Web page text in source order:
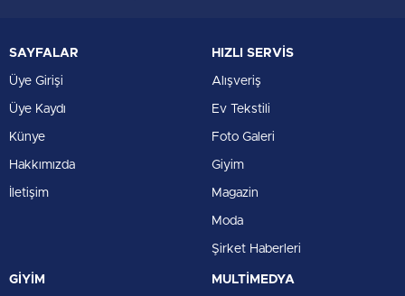
SAYFALAR
Üye Girişi
Üye Kaydı
Künye
Hakkımızda
İletişim
HIZLI SERVİS
Alışveriş
Ev Tekstili
Foto Galeri
Giyim
Magazin
Moda
Şirket Haberleri
GİYİM MULTİMEDYA